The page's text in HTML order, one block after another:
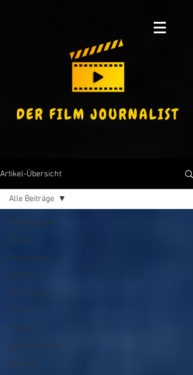
Artikel-Übersicht
Alle Beiträge
News
Reportagen
Kritiken
Interviews
Ranking
Meinung
Kinoprogramm
Specials
Alle Beiträge